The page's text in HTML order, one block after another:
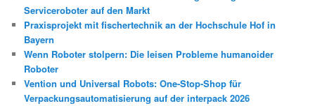
Serviceroboter auf den Markt
Praxisprojekt mit fischertechnik an der Hochschule Hof in
Bayern
Wenn Roboter stolpern: Die leisen Probleme humanoider
Roboter
Vention und Universal Robots: One-Stop-Shop für
Verpackungsautomatisierung auf der interpack 2026